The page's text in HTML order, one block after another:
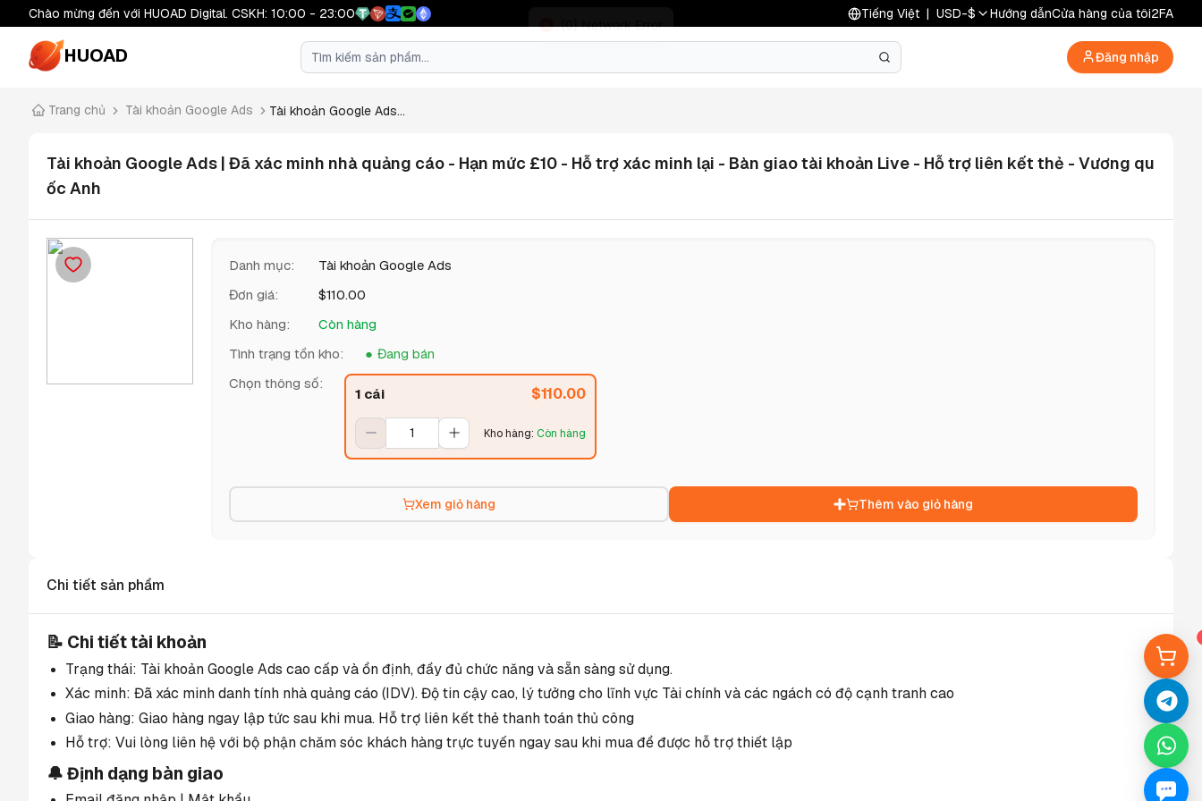
Chào mừng đến với HUOAD Digital. CSKH: 10:00 - 23:00 Tiếng Việt | USD-$ Hướng dẫnCửa hàng của tôi2FA
HUOAD Đăng nhập
Trang chủ Tài khoản Google Ads Tài khoản Google Ads...
Tài khoản Google Ads | Đã xác minh nhà quảng cáo - Hạn mức £10 - Hỗ trợ xác minh lại - Bàn giao tài khoản Live - Hỗ trợ liên kết thẻ - Vương qu
ốc Anh
Danh mục:
Tài khoản Google Ads
Đơn giá: $110.00
Kho hàng:
Còn hàng
Tình trạng tồn kho:
Đang bán
Chọn thông số:
1 cái $110.00
Kho hàng: Còn hàng
Xem giỏ hàng Thêm vào giỏ hàng
Chi tiết sản phẩm
📝 Chi tiết tài khoản
Trạng thái: Tài khoản Google Ads cao cấp và ổn định, đầy đủ chức năng và sẵn sàng sử dụng.
Xác minh: Đã xác minh danh tính nhà quảng cáo (IDV). Độ tin cậy cao, lý tưởng cho lĩnh vực Tài chính và các ngách có độ cạnh tranh cao
Giao hàng: Giao hàng ngay lập tức sau khi mua. Hỗ trợ liên kết thẻ thanh toán thủ công
Hỗ trợ: Vui lòng liên hệ với bộ phận chăm sóc khách hàng trực tuyến ngay sau khi mua để được hỗ trợ thiết lập
🔔 Định dạng bàn giao